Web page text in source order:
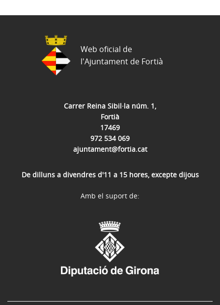
Carrer Reina Sibil·la núm. 1,
Fortià
17469
972 534 069
ajuntament@fortia.cat
De dilluns a divendres d'11 a 15 hores, excepte dijous
Web oficial de
l'Ajuntament de Fortià
Amb el suport de: